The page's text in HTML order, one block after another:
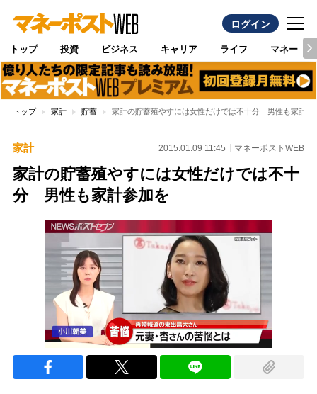
ログイン
トップ 投資 ビジネス キャリア ライフ マネー
トップ 家計 貯蓄 家計の貯蓄殖やすには女性だけでは不十分 男性も家計参
家計 2015.01.09 11:45 マネーポストWEB
家計の貯蓄殖やすには女性だけでは不十
分 男性も家計参加を